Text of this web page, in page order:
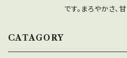
です。まろやかさ、
った使い方がおす
CATAGORY